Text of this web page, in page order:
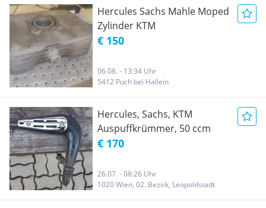
Hercules Sachs Mahle Moped
Zylinder KTM
€ 150
06.08. - 13:34 Uhr
5412 Puch bei Hallein
Hercules, Sachs, KTM
Auspuffkrümmer, 50 ccm
€ 170
26.07. - 08:26 Uhr
1020 Wien, 02. Bezirk, Leopoldstadt